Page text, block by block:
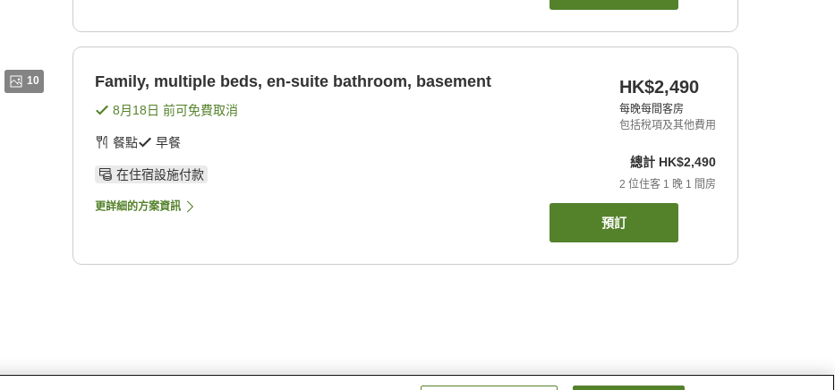
10 Family, multiple beds, en-suite bathroom, basement
8月18日 前可免費取消
餐點 早餐
在住宿設施付款
更詳細的方案資訊
HK$2,490
每晚每間客房
包括稅項及其他費用
總計 HK$2,490
2 位住客 1 晚 1 間房
預訂